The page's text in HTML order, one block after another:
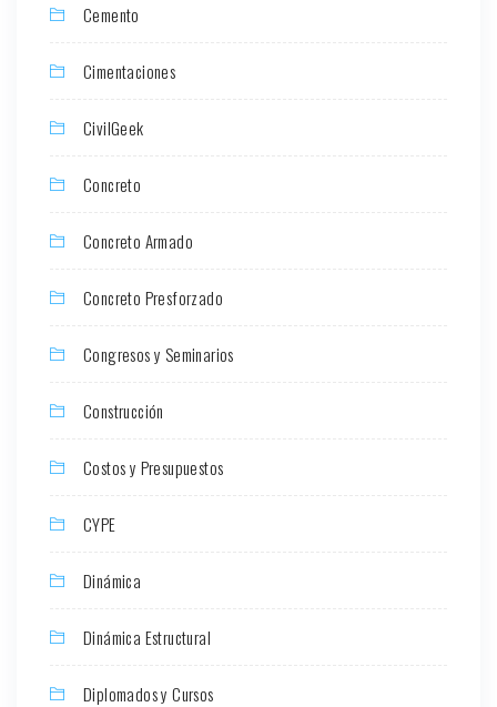
Cemento
Cimentaciones
CivilGeek
Concreto
Concreto Armado
Concreto Presforzado
Congresos y Seminarios
Construcción
Costos y Presupuestos
CYPE
Dinámica
Dinámica Estructural
Diplomados y Cursos